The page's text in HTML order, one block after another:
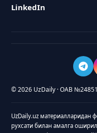
LinkedIn
© 2026 UzDaily · ОАВ
UzDaily.uz материалларидан
рухсати билан амалга